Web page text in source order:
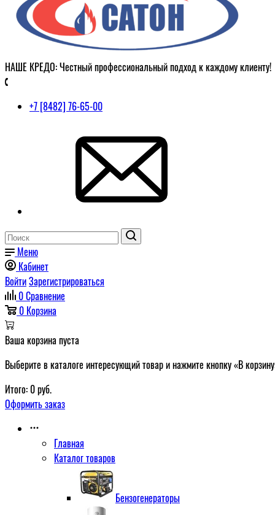
НАШЕ КРЕДО: Честный профессиональный подход к каждому клиенту!
+7 [8482] 76-65-00
Меню
Кабинет
ВойтиЗарегистрироваться
0Сравнение
0 Корзина
Ваша корзина пуста
Выберите в каталоге интересующий товар и нажмите кнопку «В
Итого: 0руб.
Оформить заказ
Главная
Каталог товаров
Бензогенераторы